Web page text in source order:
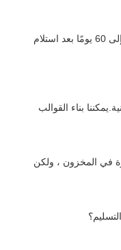
ج: بشكل عام ، سوف يستغرق الأمر من 30 إلى 60 يومًا بعد استلام
بناء القوالب
في المخزون ، ولكن